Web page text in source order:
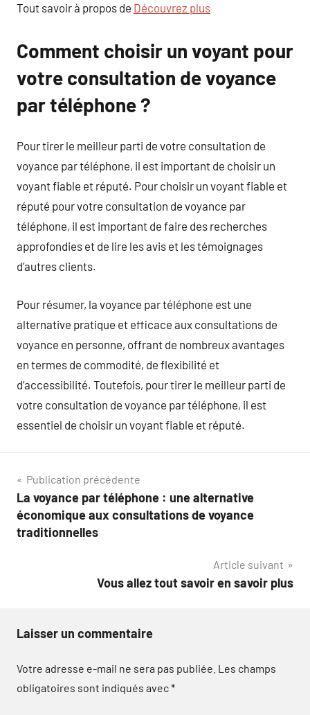
Tout savoir à propos de Découvrez plus
Comment choisir un voyant pour
votre consultation de voyance
par téléphone ?
Pour tirer le meilleur parti de votre consultation de
voyance par téléphone, il est important de choisir un
voyant fiable et réputé. Pour choisir un voyant fiable et
réputé pour votre consultation de voyance par
téléphone, il est important de faire des recherches
approfondies et de lire les avis et les témoignages
d’autres clients.
Pour résumer, la voyance par téléphone est une
alternative pratique et efficace aux consultations de
voyance en personne, offrant de nombreux avantages
en termes de commodité, de flexibilité et
d’accessibilité. Toutefois, pour tirer le meilleur parti de
votre consultation de voyance par téléphone, il est
essentiel de choisir un voyant fiable et réputé.
Navigation
de
l’article
Publication précédente
La voyance par téléphone : une alternative
économique aux consultations de voyance
traditionnelles
Article suivant
Vous allez tout savoir en savoir plus
Laisser un commentaire
Votre adresse e-mail ne sera pas publiée. Les champs
obligatoires sont indiqués avec*